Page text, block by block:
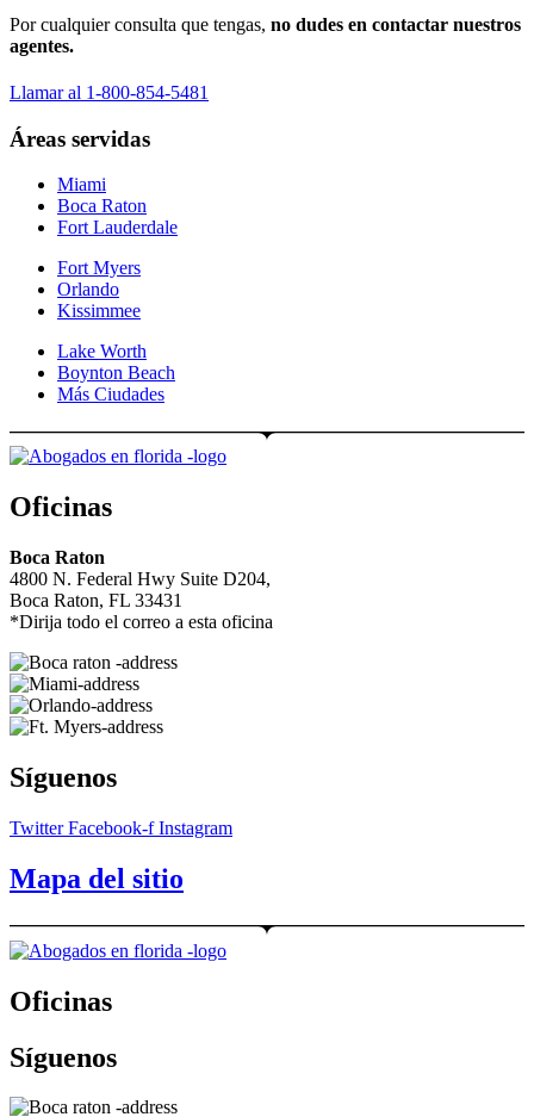
Por cualquier consulta que tengas, no dudes en contactar nuestros
agentes.
Llamar al 1-800-854-5481
Áreas servidas
Miami
Boca Raton
Fort Lauderdale
Fort Myers
Orlando
Kissimmee
Lake Worth
Boynton Beach
Más Ciudades
Oficinas
Boca Raton
4800 N. Federal Hwy Suite D204,
Boca Raton, FL 33431
*Dirija todo el correo a esta oficina
Síguenos
Twitter Facebook-f Instagram
Mapa del sitio
Oficinas
Síguenos